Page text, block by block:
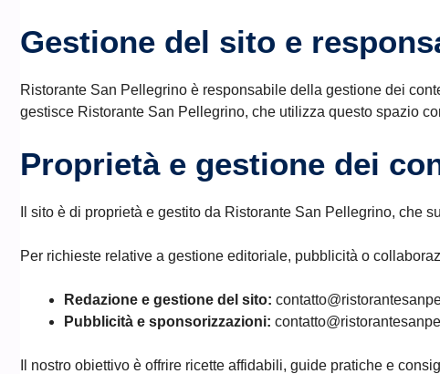
Gestione del sito e
Ristorante San Pellegrino è responsabile della gestione dei
gestisce Ristorante San Pellegrino, che utilizza questo spazio
Proprietà e gestione dei
Il sito è di proprietà e gestito da Ristorante San Pellegrino,
Per richieste relative a gestione editoriale, pubblicità o
Redazione e gestione del sito:
Pubblicità e sponsorizzazioni:
Il nostro obiettivo è offrire ricette affidabili, guide pratiche e